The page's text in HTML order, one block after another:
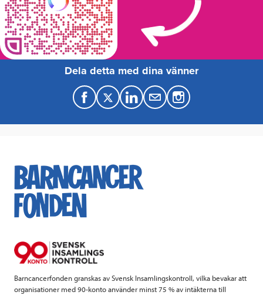
Dela detta med dina vänner
F
a
e
b
k
T
w
t
t
L
i
k
e
M
a
Barncancerfonden granskas av Svensk Insamlingskontroll, vilka bevakar att
organisationer med 90-konto använder minst 75 % av intäkterna till